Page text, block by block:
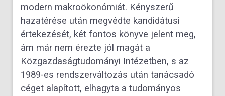
modern makroökonómiát. Kényszerű
hazatérése után megvédte kandidátusi
értekezését, két fontos könyve jelent meg,
ám már nem érezte jól magát a
Közgazdaságtudományi Intézetben, s az
1989-es rendszerváltozás után tanácsadó
céget alapított, elhagyta a tudományos